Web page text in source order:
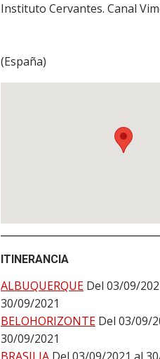
Instituto Cervantes. Canal
(España)
ITINERANCIA
ALBUQUERQUE Del 03/09/
30/09/2021
BELOHORIZONTE Del 03/09/
30/09/2021